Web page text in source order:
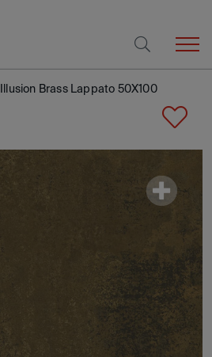
Illusion Brass Lappato 50X100